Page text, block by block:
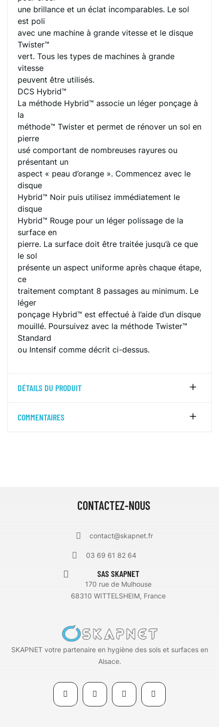
une brillance et un éclat incomparables. Le sol
est poli
avec une machine à grande vitesse et le disque
Twister™
vert. Tous les types de machines à grande
vitesse
peuvent être utilisés.
DCS Hybrid™
La méthode Hybrid™ associe un léger ponçage à
la
méthode™ Twister et permet de rénover un sol en
pierre
usé comportant de nombreuses rayures ou
présentant un
aspect « peau d’orange ». Commencez avec le
disque
Hybrid™ Noir puis utilisez immédiatement le
disque
Hybrid™ Rouge pour un léger polissage de la
surface en
pierre. La surface doit être traitée jusqu’à ce que
le sol
présente un aspect uniforme après chaque étape,
ce
traitement comptant 8 passages au minimum. Le
léger
ponçage Hybrid™ est effectué à l’aide d’un disque
mouillé. Poursuivez avec la méthode Twister™
Standard
ou Intensif comme décrit ci-dessus.
DÉTAILS DU PRODUIT
COMMENTAIRES
CONTACTEZ-NOUS
contact@skapnet.fr
03 69 61 82 64
SAS SKAPNET
170 rue de Mulhouse
68310 WITTELSHEIM, France
SKAPNET votre partenaire en hygiène des sols et surfaces en
Alsace.